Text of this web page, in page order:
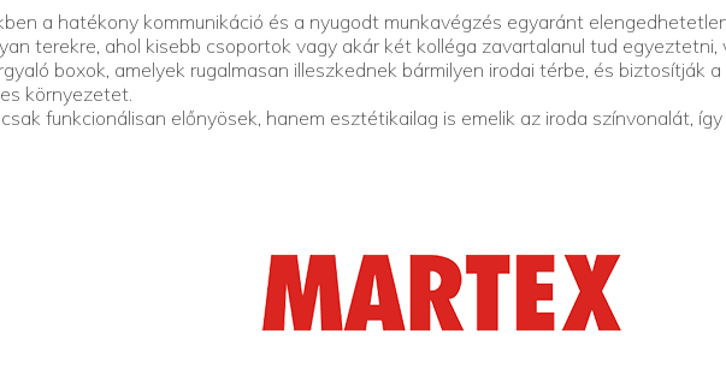
a hatékony kommunikáció és a nyugodt munkavégzés egyaránt
terekre, ahol kisebb csoportok vagy akár két kolléga zavartalanul tud egyeztetni,
boxok, amelyek rugalmasan illeszkednek bármilyen irodai térbe, és biztosítják
környezetet.
funkcionálisan előnyösek, hanem esztétikailag is emelik az iroda színvonalát,